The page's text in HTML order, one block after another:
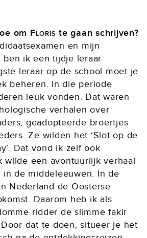
om Floris te gaan schrijven?
en mijn
ben ik een tijdje leraar
leraar op de school moet je
beheren. In die periode
leuk vonden. Dat waren
verhalen over
geadopteerde broertjes
Ze wilden het ‘Slot op de
Dat vond ik zelf ook
wilde een avontuurlijk verhaal
in de middeleeuwen. In de
Nederland de Oosterse
Daarom heb ik als
ridder de slimme fakir
dat te doen, situeer je het